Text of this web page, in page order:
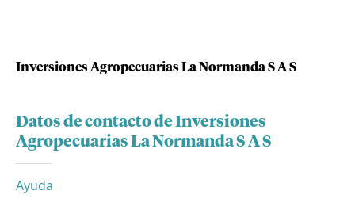
Inversiones Agropecuarias La Normanda S A S
Datos de contacto de Inversiones
Agropecuarias La Normanda S A S
Ayuda